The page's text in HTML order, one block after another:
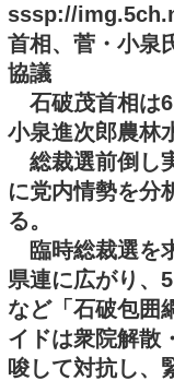
sssp://
首相、菅・小
協議
石破茂首相は6
小泉進次郎農林
総裁選前倒し
に党内情勢を分
る。
臨時総裁選を
県連に広がり、
など「石破包囲
イドは衆院解散
唆して対抗し、